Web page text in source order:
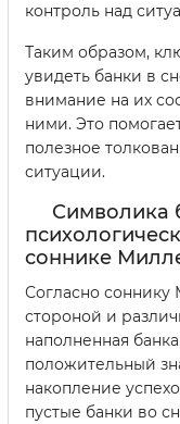
контроль над
Таким образом,
увидеть банки в
внимание на их
ними. Это
полезное
ситуации.
Символика
соннике
Согласно
стороной и
наполненная
положительный
накопление
пустые банки во